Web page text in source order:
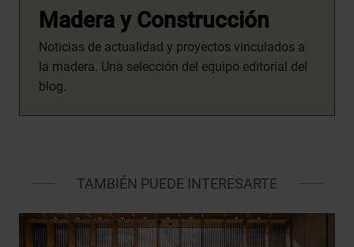
Madera y Construcción
Noticias de actualidad y proyectos vinculados a
la madera. Una selección del equipo editorial del
blog.
TAMBIÉN PUEDE INTERESARTE